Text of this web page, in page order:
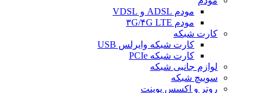
مودم ADSL و VDSL
مودم ۳G/۴G LTE
کارت شبکه
کارت شبکه وایرلس USB
کارت شبکه PCIe
لوازم جانبی شبکه
سوییچ شبکه
روتر و اکسس پوینت